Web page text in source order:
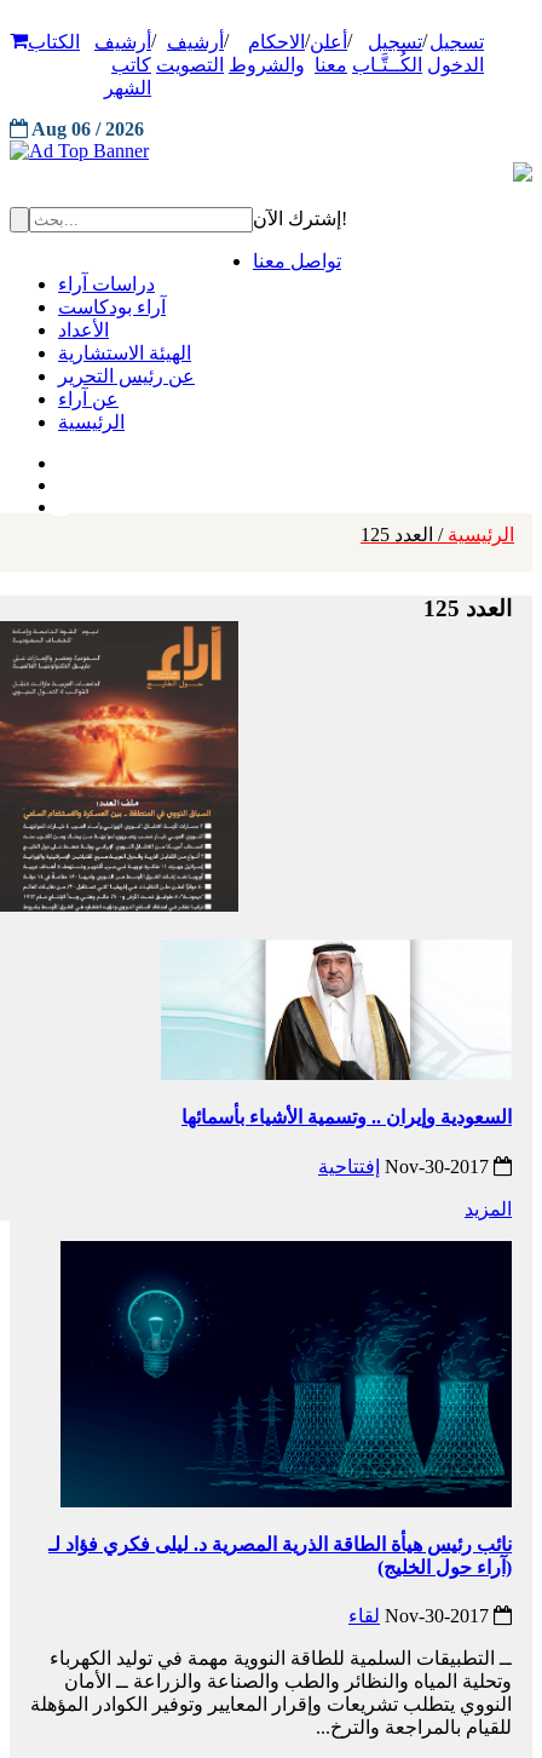
تسجيل
الدخول
/تسجيل
الكُــتَّـاب
/ أعلن
معنا
/ الاحكام
والشروط
/ أرشيف
التصويت
/ أرشيف
كاتب
الشهر
الكتاب
Aug 06 / 2026
إشترك الآن!
تواصل معنا
دراسات آراء
آراء بودكاست
الأعداد
الهيئة الاستشارية
عن رئيس التحرير
عن آراء
الرئيسية
الرئيسية / العدد 125
العدد 125
السعودية وإيران .. وتسمية الأشياء بأسمائها
إفتتاحية
المزيد
نائب رئيس هيأة الطاقة الذرية المصرية د. ليلى فكري فؤاد لـ
(آراء حول الخليج)
لقاء
ــ التطبيقات السلمية للطاقة النووية مهمة في توليد الكهرباء
وتحلية المياه والنظائر والطب والصناعة والزراعة ــ الأمان
النووي يتطلب تشريعات وإقرار المعايير وتوفير الكوادر المؤهلة
للقيام بالمراجعة والترخ...